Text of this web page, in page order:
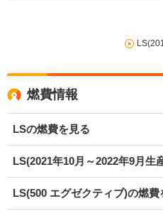
燃費情報
LSの燃費を見る
LS(2021年10月～2022年9月生
LS(500 エグゼクティブ)の燃費